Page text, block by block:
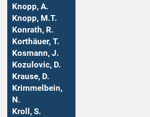
Knopp, A.
Knopp, M.T.
Konrath, R.
Korthäuer, T.
Kosmann, J.
Kozulovic, D.
Krause, D.
Krimmelbein,
N.
Kroll, S.